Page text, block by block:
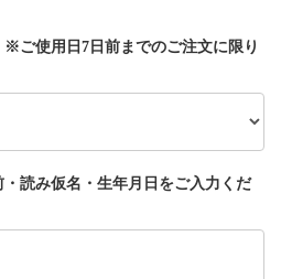
※ご使用日7日前までのご注文に限り
・読み仮名・生年月日をご入力くだ